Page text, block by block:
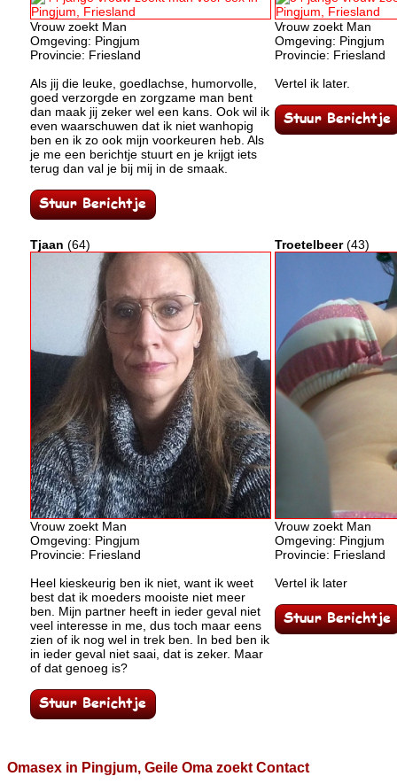
Vrouw zoekt Man
Omgeving: Pingjum
Provincie: Friesland
Als jij die leuke, goedlachse, humorvolle,
goed verzorgde en zorgzame man bent
dan maak jij zeker wel een kans. Ook wil ik
even waarschuwen dat ik niet wanhopig
ben en ik zo ook mijn voorkeuren heb. Als
je me een berichtje stuurt en je krijgt iets
terug dan val je bij mij in de smaak.
Vrouw zoekt Man
Omgeving: Pingjum
Provincie: Friesland
Vertel ik later.
Tjaan (64)
Vrouw zoekt Man
Omgeving: Pingjum
Provincie: Friesland
Heel kieskeurig ben ik niet, want ik weet
best dat ik moeders mooiste niet meer
ben. Mijn partner heeft in ieder geval niet
veel interesse in me, dus toch maar eens
zien of ik nog wel in trek ben. In bed ben ik
in ieder geval niet saai, dat is zeker. Maar
of dat genoeg is?
Troetelbeer(43)
Vrouw zoekt Man
Omgeving: Pingjum
Provincie: Friesland
Vertel ik later
Omasex in Pingjum, Geile Oma zoekt Contact